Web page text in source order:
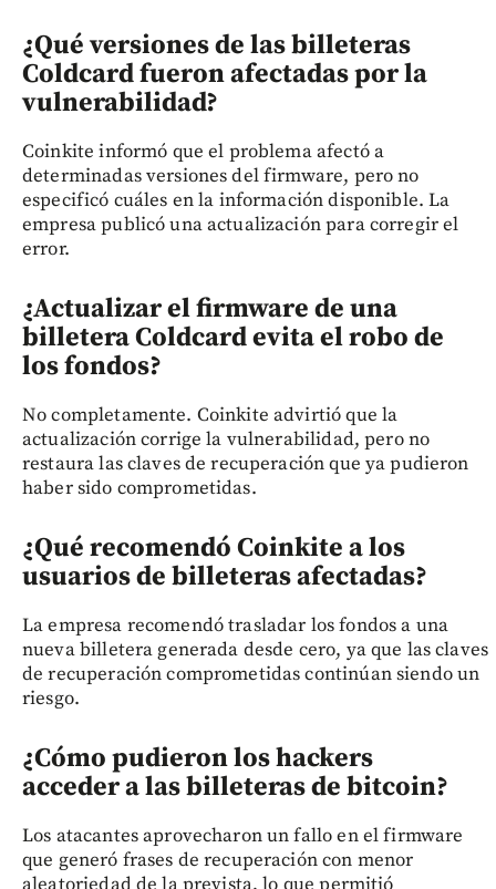
¿Qué versiones de las billeteras
Coldcard fueron afectadas por la
vulnerabilidad?
Coinkite informó que el problema afectó a
determinadas versiones del firmware, pero no
especificó cuáles en la información disponible. La
empresa publicó una actualización para corregir el
error.
¿Actualizar el firmware de una
billetera Coldcard evita el robo de
los fondos?
No completamente. Coinkite advirtió que la
actualización corrige la vulnerabilidad, pero no
restaura las claves de recuperación que ya pudieron
haber sido comprometidas.
¿Qué recomendó Coinkite a los
usuarios de billeteras afectadas?
La empresa recomendó trasladar los fondos a una
nueva billetera generada desde cero, ya que las claves
de recuperación comprometidas continúan siendo un
riesgo.
¿Cómo pudieron los hackers
acceder a las billeteras de bitcoin?
Los atacantes aprovecharon un fallo en el firmware
que generó frases de recuperación con menor